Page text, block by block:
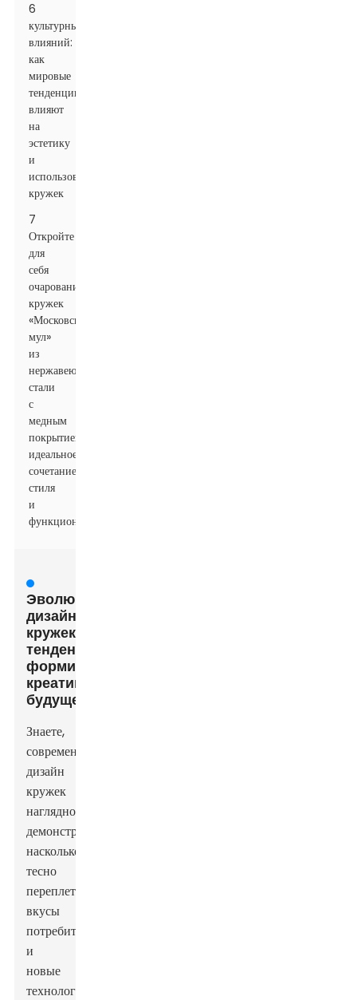
6
культурных
влияний:
как
мировые
тенденции
влияют
на
эстетику
и
использование
кружек
7
Откройте
для
себя
очарование
кружек
«Московский
мул»
из
нержавеющей
стали
с
медным
покрытием:
идеальное
сочетание
стиля
и
функциональности
Эволюция
дизайна
кружек:
тенденции,
формирующие
креативность
будущего
Знаете,
современный
дизайн
кружек
наглядно
демонстрирует,
насколько
тесно
переплетаются
вкусы
потребителей
и
новые
технологии